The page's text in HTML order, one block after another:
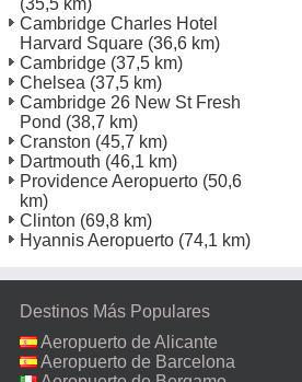
Cambridge Charles Hotel
Harvard Square (36,6 km)
Cambridge (37,5 km)
Chelsea (37,5 km)
Cambridge 26 New St Fresh
Pond (38,7 km)
Cranston (45,7 km)
Dartmouth (46,1 km)
Providence Aeropuerto (50,6
km)
Clinton (69,8 km)
Hyannis Aeropuerto (74,1 km)
Destinos Más Populares
Aeropuerto de Alicante
Aeropuerto de Barcelona